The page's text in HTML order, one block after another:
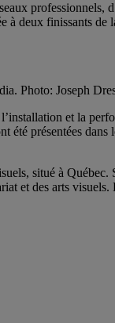
professionnels,
à deux finissants
Photo: Joseph
et la
été présentées dans
situé à
et des arts